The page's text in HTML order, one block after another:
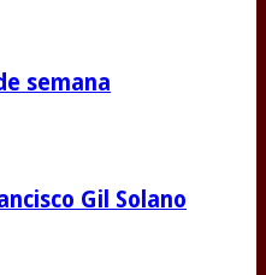
semana
Gil Solano